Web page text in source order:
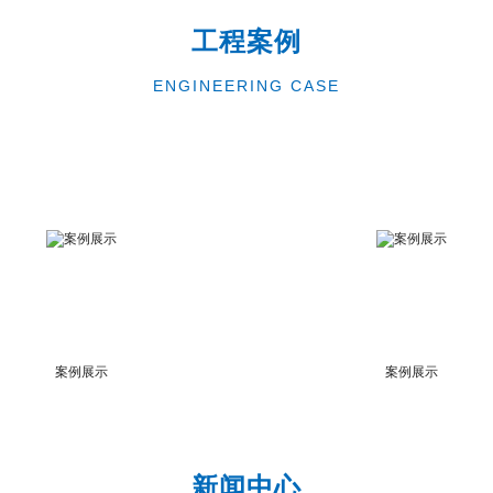
工程案例
ENGINEERING CASE
案例展示 案例展示
新闻中心